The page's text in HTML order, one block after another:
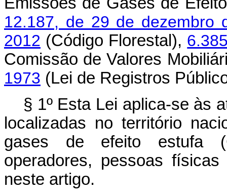
12.187, de 29 de dezembro
2012 (Código Florestal),
Comissão de Valores
1973 (Lei de Registros
§ 1º Esta Lei aplica-se às
localizadas no território
gases de efeito estufa
operadores, pessoas
neste artigo.